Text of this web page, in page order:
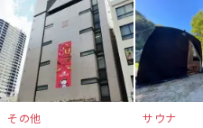
その他 サウナ